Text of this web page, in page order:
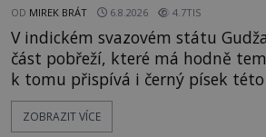
OD MIREK BRÁT 6.8.2026 4.7TIS
V indickém svazovém státu
část pobřeží, které má hodně
k tomu přispívá i černý písek této
pláž takové netypické zbarvení? Nakolik jsou
pravdivé historky, že zde došlo k
ZOBRAZIT VÍCE